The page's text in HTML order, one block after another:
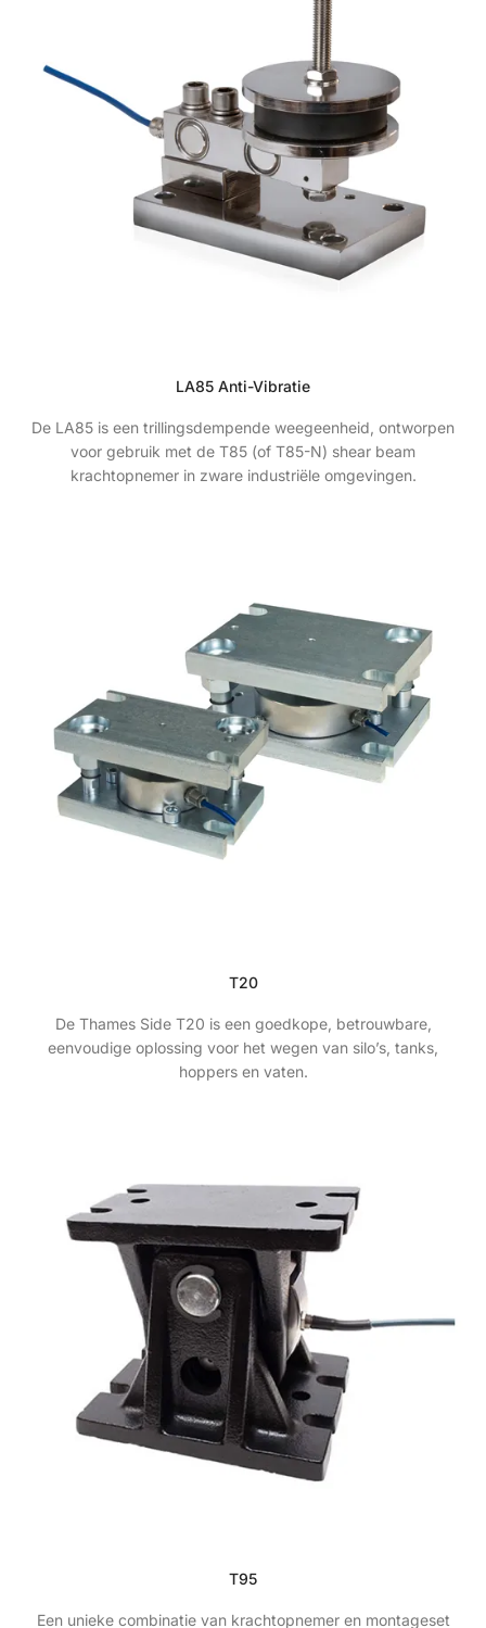
LA85 Anti-Vibratie
De LA85 is een trillingsdempende weegeenheid, ontworpen
voor gebruik met de T85 (of T85-N) shear beam
krachtopnemer in zware industriële omgevingen.
T20
De Thames Side T20 is een goedkope, betrouwbare,
eenvoudige oplossing voor het wegen van silo’s, tanks,
hoppers en vaten.
T95
Een unieke combinatie van krachtopnemer en montageset